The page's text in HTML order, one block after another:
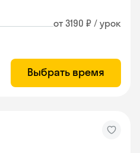
от 3190 ₽ / урок
Выбрать время